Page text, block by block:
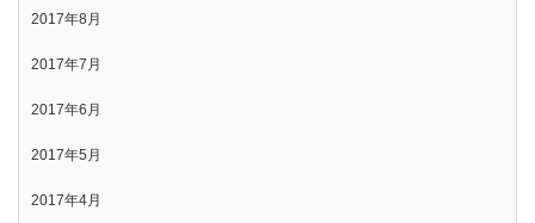
2017年8月
2017年7月
2017年6月
2017年5月
2017年4月